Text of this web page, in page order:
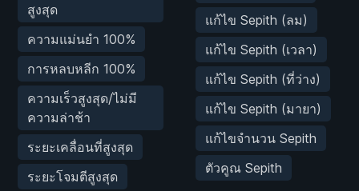
สูงสุด
ความแม่นยำ 100%
การหลบหลีก 100%
ความเร็วสูงสุด/ไม่มี
ความล่าช้า
ระยะเคลื่อนที่สูงสุด
ระยะโจมตีสูงสุด
แก้ไข Sepith (ลม)
แก้ไข Sepith (เวลา)
แก้ไข Sepith (ที่ว่าง)
แก้ไข Sepith (มายา)
แก้ไขจำนวน Sepith
ตัวคูณ Sepith